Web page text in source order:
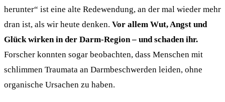
herunter“ ist eine alte Redewendung, an der mal wieder mehr
dran ist, als wir heute denken. Vor allem Wut, Angst und
Glück wirken in der Darm-Region – und schaden ihr.
Forscher konnten sogar beobachten, dass Menschen mit
schlimmen Traumata an Darmbeschwerden leiden, ohne
organische Ursachen zu haben.